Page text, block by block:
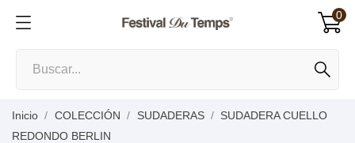
0
Inicio COLECCIÓN SUDADERAS
SUDADERA CUELLO
REDONDO BERLIN